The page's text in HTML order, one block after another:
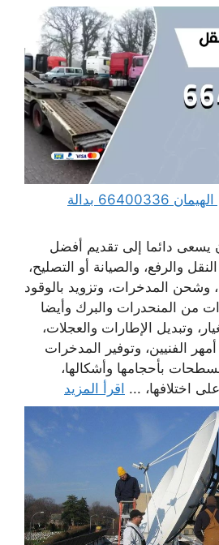
ونش كرين سطحة ام الهيمان 66400336 بدالة
يسعى دائما إلى تقديم أفضل
والرفع، والصيانة أو التصليح،
وشحن المدخرات، وتزويد بالوقود
من المنحدرات والبرك وأيضا
وتبديل الإطارات والعجلات،
الفنيين، وتوفير المدخرات
بأحجامها وأشكالها،
اختلافها، ... اقرأ المزيد